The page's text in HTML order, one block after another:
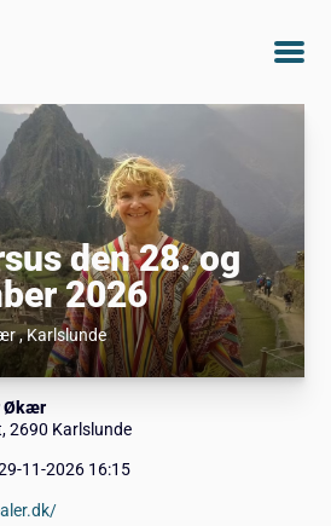
den 28. og
2026
, Karlslunde
Økær
2690 Karlslunde
11-2026 16:15